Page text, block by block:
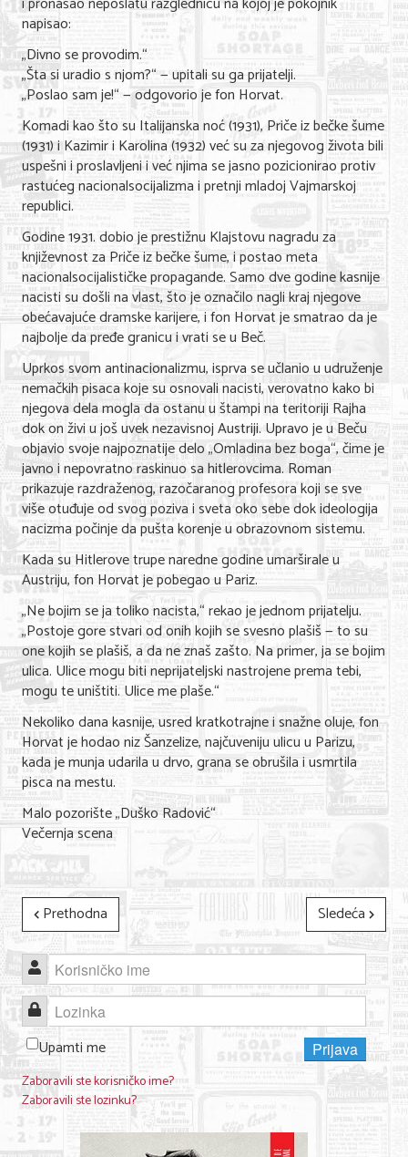
napisao:
„Divno se provodim.“
„Šta si uradio s njom?“ — upitali su ga prijatelji.
„Poslao sam je!“ — odgovorio je fon Horvat.
Komadi kao što su Italijanska noć (1931), Priče iz bečke šume
(1931) i Kazimir i Karolina (1932) već su za njegovog života bili
uspešni i proslavljeni i već njima se jasno pozicionirao protiv
rastućeg nacionalsocijalizma i pretnji mladoj Vajmarskoj
republici.
Godine 1931. dobio je prestižnu Klajstovu nagradu za
književnost za Priče iz bečke šume, i postao meta
nacionalsocijalističke propagande. Samo dve godine kasnije
nacisti su došli na vlast, što je označilo nagli kraj njegove
obećavajuće dramske karijere, i fon Horvat je smatrao da je
najbolje da pređe granicu i vrati se u Beč.
Uprkos svom antinacionalizmu, isprva se učlanio u udruženje
nemačkih pisaca koje su osnovali nacisti, verovatno kako bi
njegova dela mogla da ostanu u štampi na teritoriji Rajha
dok on živi u još uvek nezavisnoj Austriji. Upravo je u Beču
objavio svoje najpoznatije delo „Omladina bez boga“, čime je
javno i nepovratno raskinuo sa hitlerovcima. Roman
prikazuje razdraženog, razočaranog profesora koji se sve
više otuđuje od svog poziva i sveta oko sebe dok ideologija
nacizma počinje da pušta korenje u obrazovnom sistemu.
Kada su Hitlerove trupe naredne godine umarširale u
Austriju, fon Horvat je pobegao u Pariz.
„Ne bojim se ja toliko nacista,“ rekao je jednom prijatelju.
„Postoje gore stvari od onih kojih se svesno plašiš — to su
one kojih se plašiš, a da ne znaš zašto. Na primer, ja se bojim
ulica. Ulice mogu biti neprijateljski nastrojene prema tebi,
mogu te uništiti. Ulice me plaše.“
Nekoliko dana kasnije, usred kratkotrajne i snažne oluje, fon
Horvat je hodao niz Šanzelize, najčuveniju ulicu u Parizu,
kada je munja udarila u drvo, grana se obrušila i usmrtila
pisca na mestu.
Malo pozorište „Duško Radović“
Večernja scena
Prethodna Sledeća
Korisničko ime
Lozinka
Upamti me
Prijava
Zaboravili ste korisničko ime?
Zaboravili ste lozinku?